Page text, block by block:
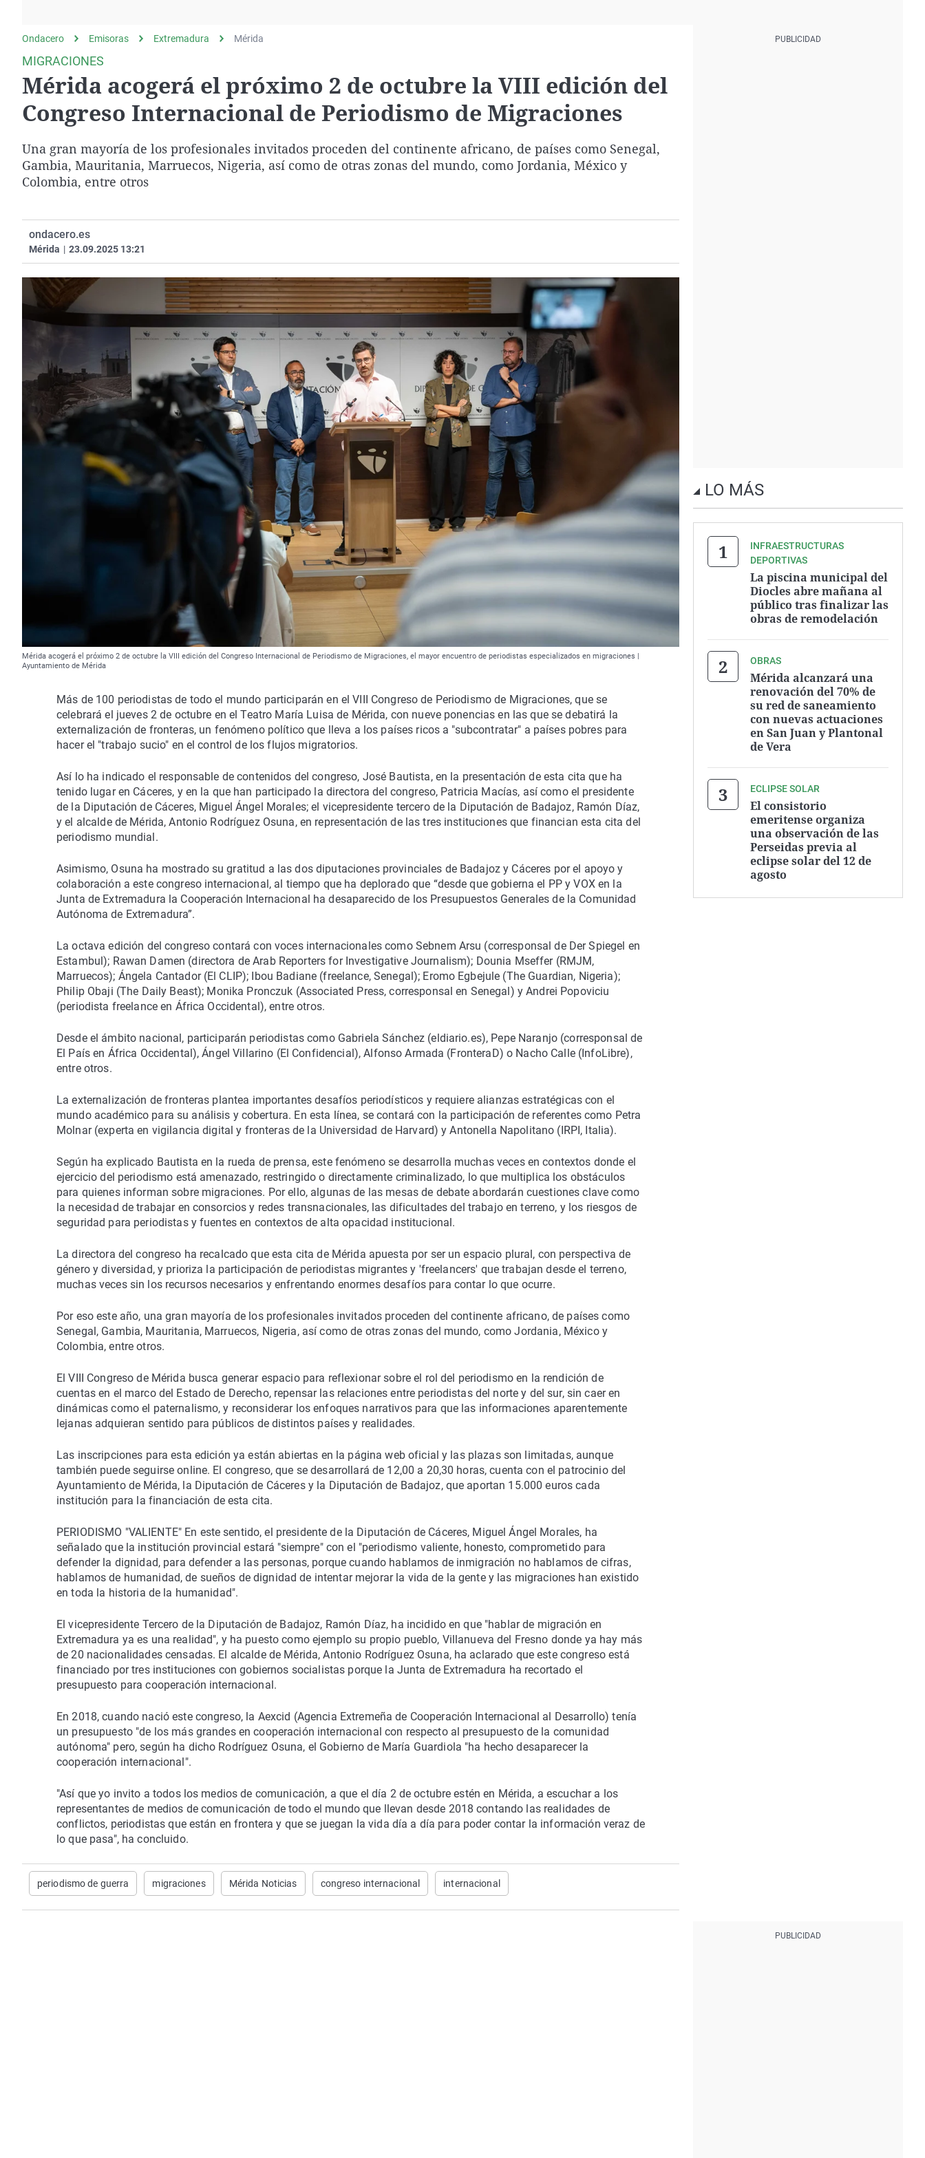
Operación Viuda
Negra
Navarra
Ondacero Emisoras Extremadura Mérida
MIGRACIONES
Mérida acogerá el próximo 2 de octubre la VIII edición del
Congreso Internacional de Periodismo de Migraciones
Una gran mayoría de los profesionales invitados proceden del continente africano, de países como Senegal,
Gambia, Mauritania, Marruecos, Nigeria, así como de otras zonas del mundo, como Jordania, México y
Colombia, entre otros
ondacero.es
Mérida | 23.09.2025 13:21
Mérida acogerá el próximo 2 de octubre la VIII edición del Congreso Internacional de Periodismo de Migraciones, el mayor encuentro de periodistas especializados en migraciones |
Ayuntamiento de Mérida
Más de 100 periodistas de todo el mundo participarán en el VIII Congreso de Periodismo de Migraciones, que se
celebrará el jueves 2 de octubre en el Teatro María Luisa de Mérida, con nueve ponencias en las que se debatirá la
externalización de fronteras, un fenómeno político que lleva a los países ricos a "subcontratar" a países pobres para
hacer el "trabajo sucio" en el control de los flujos migratorios.
Así lo ha indicado el responsable de contenidos del congreso, José Bautista, en la presentación de esta cita que ha
tenido lugar en Cáceres, y en la que han participado la directora del congreso, Patricia Macías, así como el presidente
de la Diputación de Cáceres, Miguel Ángel Morales; el vicepresidente tercero de la Diputación de Badajoz, Ramón Díaz,
y el alcalde de Mérida, Antonio Rodríguez Osuna, en representación de las tres instituciones que financian esta cita del
periodismo mundial.
Asimismo, Osuna ha mostrado su gratitud a las dos diputaciones provinciales de Badajoz y Cáceres por el apoyo y
colaboración a este congreso internacional, al tiempo que ha deplorado que “desde que gobierna el PP y VOX en la
Junta de Extremadura la Cooperación Internacional ha desaparecido de los Presupuestos Generales de la Comunidad
Autónoma de Extremadura”.
La octava edición del congreso contará con voces internacionales como Sebnem Arsu (corresponsal de Der Spiegel en
Estambul); Rawan Damen (directora de Arab Reporters for Investigative Journalism); Dounia Mseffer (RMJM,
Marruecos); Ángela Cantador (El CLIP); Ibou Badiane (freelance, Senegal); Eromo Egbejule (The Guardian, Nigeria);
Philip Obaji (The Daily Beast); Monika Pronczuk (Associated Press, corresponsal en Senegal) y Andrei Popoviciu
(periodista freelance en África Occidental), entre otros.
Desde el ámbito nacional, participarán periodistas como Gabriela Sánchez (eldiario.es), Pepe Naranjo (corresponsal de
El País en África Occidental), Ángel Villarino (El Confidencial), Alfonso Armada (FronteraD) o Nacho Calle (InfoLibre),
entre otros.
La externalización de fronteras plantea importantes desafíos periodísticos y requiere alianzas estratégicas con el
mundo académico para su análisis y cobertura. En esta línea, se contará con la participación de referentes como Petra
Molnar (experta en vigilancia digital y fronteras de la Universidad de Harvard) y Antonella Napolitano (IRPI, Italia).
Según ha explicado Bautista en la rueda de prensa, este fenómeno se desarrolla muchas veces en contextos donde el
ejercicio del periodismo está amenazado, restringido o directamente criminalizado, lo que multiplica los obstáculos
para quienes informan sobre migraciones. Por ello, algunas de las mesas de debate abordarán cuestiones clave como
la necesidad de trabajar en consorcios y redes transnacionales, las dificultades del trabajo en terreno, y los riesgos de
seguridad para periodistas y fuentes en contextos de alta opacidad institucional.
La directora del congreso ha recalcado que esta cita de Mérida apuesta por ser un espacio plural, con perspectiva de
género y diversidad, y prioriza la participación de periodistas migrantes y 'freelancers' que trabajan desde el terreno,
muchas veces sin los recursos necesarios y enfrentando enormes desafíos para contar lo que ocurre.
Por eso este año, una gran mayoría de los profesionales invitados proceden del continente africano, de países como
Senegal, Gambia, Mauritania, Marruecos, Nigeria, así como de otras zonas del mundo, como Jordania, México y
Colombia, entre otros.
El VIII Congreso de Mérida busca generar espacio para reflexionar sobre el rol del periodismo en la rendición de
cuentas en el marco del Estado de Derecho, repensar las relaciones entre periodistas del norte y del sur, sin caer en
dinámicas como el paternalismo, y reconsiderar los enfoques narrativos para que las informaciones aparentemente
lejanas adquieran sentido para públicos de distintos países y realidades.
Las inscripciones para esta edición ya están abiertas en la página web oficial y las plazas son limitadas, aunque
también puede seguirse online. El congreso, que se desarrollará de 12,00 a 20,30 horas, cuenta con el patrocinio del
Ayuntamiento de Mérida, la Diputación de Cáceres y la Diputación de Badajoz, que aportan 15.000 euros cada
institución para la financiación de esta cita.
PERIODISMO "VALIENTE" En este sentido, el presidente de la Diputación de Cáceres, Miguel Ángel Morales, ha
señalado que la institución provincial estará "siempre" con el "periodismo valiente, honesto, comprometido para
defender la dignidad, para defender a las personas, porque cuando hablamos de inmigración no hablamos de cifras,
hablamos de humanidad, de sueños de dignidad de intentar mejorar la vida de la gente y las migraciones han existido
en toda la historia de la humanidad".
El vicepresidente Tercero de la Diputación de Badajoz, Ramón Díaz, ha incidido en que "hablar de migración en
Extremadura ya es una realidad", y ha puesto como ejemplo su propio pueblo, Villanueva del Fresno donde ya hay más
de 20 nacionalidades censadas. El alcalde de Mérida, Antonio Rodríguez Osuna, ha aclarado que este congreso está
financiado por tres instituciones con gobiernos socialistas porque la Junta de Extremadura ha recortado el
presupuesto para cooperación internacional.
En 2018, cuando nació este congreso, la Aexcid (Agencia Extremeña de Cooperación Internacional al Desarrollo) tenía
un presupuesto "de los más grandes en cooperación internacional con respecto al presupuesto de la comunidad
autónoma" pero, según ha dicho Rodríguez Osuna, el Gobierno de María Guardiola "ha hecho desaparecer la
cooperación internacional".
"Así que yo invito a todos los medios de comunicación, a que el día 2 de octubre estén en Mérida, a escuchar a los
representantes de medios de comunicación de todo el mundo que llevan desde 2018 contando las realidades de
conflictos, periodistas que están en frontera y que se juegan la vida día a día para poder contar la información veraz de
lo que pasa", ha concluido.
periodismo de guerra migraciones Mérida Noticias congreso internacional internacional
LO MÁS
INFRAESTRUCTURAS
DEPORTIVAS
La piscina municipal del
Diocles abre mañana al
público tras finalizar las
obras de remodelación
OBRAS
Mérida alcanzará una
renovación del 70% de
su red de saneamiento
con nuevas actuaciones
en San Juan y Plantonal
de Vera
ECLIPSE SOLAR
El consistorio
emeritense organiza
una observación de las
Perseidas previa al
eclipse solar del 12 de
agosto